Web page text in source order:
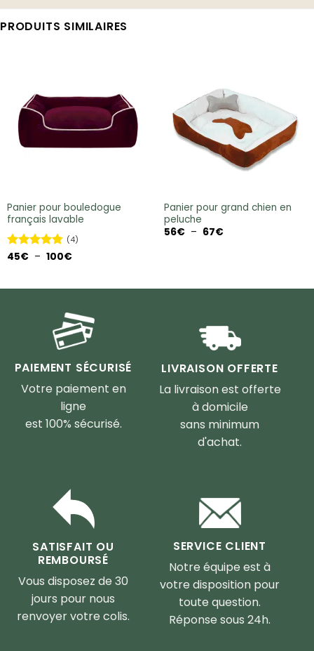
PRODUITS SIMILAIRES
Panier pour bouledogue
français lavable
Note 4.75
(4)
45€ – 100€Plage
à
Panier pour grand chien en
peluche
56€ – 67€Plage
PAIEMENT SÉCURISÉ
Votre paiement en
ligne
est 100% sécurisé.
LIVRAISON OFFERTE
La livraison est offerte
à domicile
sans minimum
d'achat.
SATISFAIT OU
REMBOURSÉ
Vous disposez de 30
jours pour nous
renvoyer votre colis.
SERVICE CLIENT
Notre équipe est à
votre disposition pour
toute question.
Réponse sous 24h.